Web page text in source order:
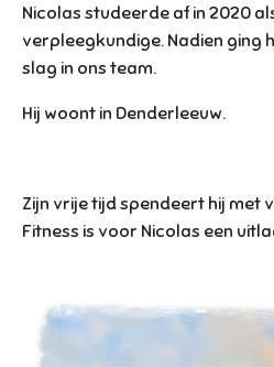
Nicolas studeerde af in 2020
verpleegkundige. Nadien ging
slag in ons team.
Hij woont in Denderleeuw.
Zijn vrije tijd spendeert hij met
Fitness is voor Nicolas een